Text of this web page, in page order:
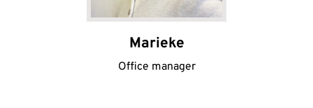
Marieke
Office manager